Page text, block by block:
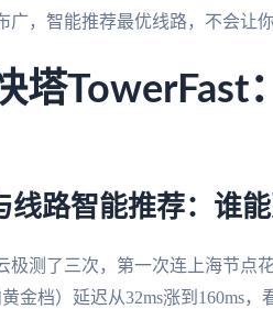
，智能推荐最优线路，不会让你
塔TowerFast
线路智能推荐：谁能
极测了三次，第一次连上海节点
金档）延迟从32ms涨到160ms